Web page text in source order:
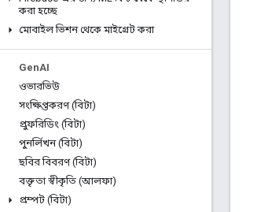
করা হচ্ছে
মোবাইল ভিশন থেকে মাইগ্রেট করা
GenAI
ওভারভিউ
সংক্ষিপ্তকরণ (বিটা)
প্রুফরিডিং (বিটা)
পুনর্লিখন (বিটা)
ছবির বিবরণ (বিটা)
বক্তৃতা স্বীকৃতি (আলফা)
প্রম্পট (বিটা)